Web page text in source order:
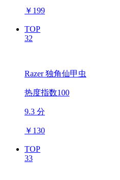
￥ 199
TOP
32
Razer 独角仙甲虫
热度指数100
9.3 分
￥ 130
TOP
33